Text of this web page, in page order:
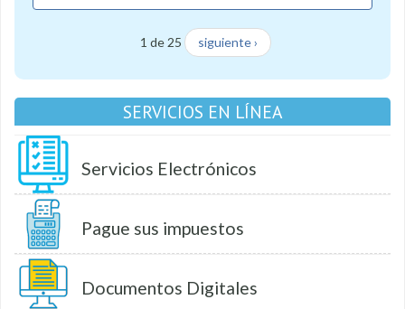
1 de 25 siguiente ›
SERVICIOS EN LÍNEA
Servicios Electrónicos
Pague sus impuestos
Documentos Digitales